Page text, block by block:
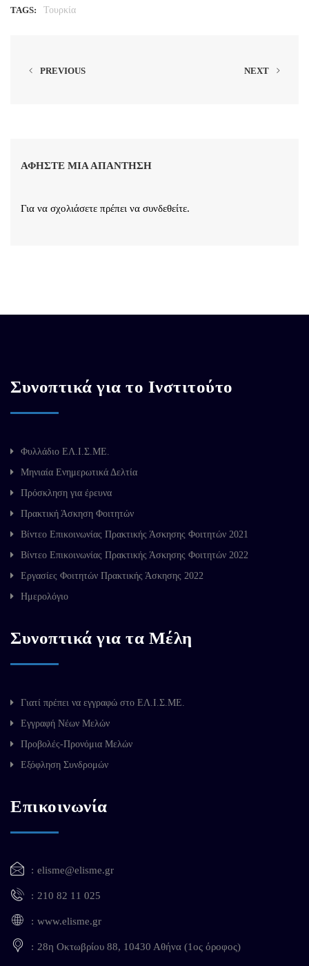
TAGS: Τουρκία
PREVIOUS NEXT
ΑΦΉΣΤΕ ΜΙΑ ΑΠΆΝΤΗΣΗ
Για να σχολιάσετε πρέπει να συνδεθείτε.
Συνοπτικά για το Ινστιτούτο
Φυλλάδιο ΕΛ.Ι.Σ.ΜΕ.
Μηνιαία Ενημερωτικά Δελτία
Πρόσκληση για έρευνα
Πρακτική Άσκηση Φοιτητών
Βίντεο Επικοινωνίας Πρακτικής Άσκησης Φοιτητών 2021
Βίντεο Επικοινωνίας Πρακτικής Άσκησης Φοιτητών 2022
Εργασίες Φοιτητών Πρακτικής Άσκησης 2022
Ημερολόγιο
Συνοπτικά για τα Μέλη
Γιατί πρέπει να εγγραφώ στο ΕΛ.Ι.Σ.ΜΕ.
Εγγραφή Νέων Μελών
Προβολές-Προνόμια Μελών
Εξόφληση Συνδρομών
Επικοινωνία
elisme@elisme.gr
210 82 11 025
www.elisme.gr
28η Οκτωβρίου 88, 10430 Αθήνα (1ος όροφος)